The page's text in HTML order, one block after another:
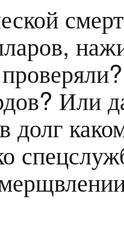
Или
долг